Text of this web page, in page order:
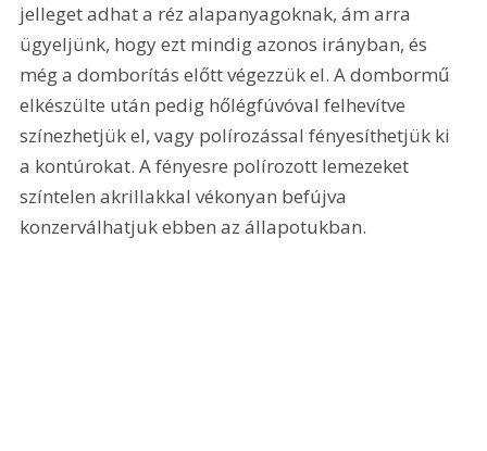
jelleget adhat a réz alapanyagoknak, ám arra
ügyeljünk, hogy ezt mindig azonos irányban, és
még a domborítás előtt végezzük el. A dombormű
elkészülte után pedig hőlégfúvóval felhevítve
színezhetjük el, vagy polírozással fényesíthetjük ki
a kontúrokat. A fényesre polírozott lemezeket
színtelen akrillakkal vékonyan befújva
konzerválhatjuk ebben az állapotukban.